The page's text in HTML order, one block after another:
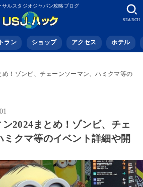
サルスタジオジャパン攻略ブログ
ラン ショップ アクセス ホテル
SEARCH
め！ゾンビ、チェーンソーマン、ハミクマ等の
ン2024まとめ！ゾンビ、チェ
ミクマ等のイベント詳細や開